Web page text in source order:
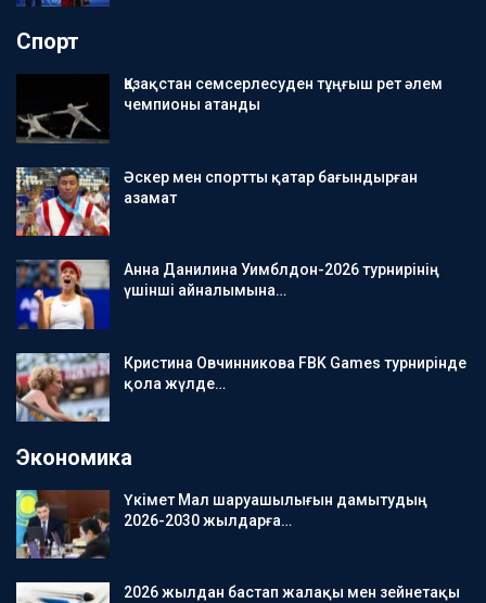
Спорт
Қазақстан семсерлесуден тұңғыш рет әлем
чемпионы атанды
Әскер мен спортты қатар бағындырған
азамат
Анна Данилина Уимблдон-2026 турнирінің
үшінші айналымына…
Кристина Овчинникова FBK Games турнирінде
қола жүлде…
Экономика
Үкімет Мал шаруашылығын дамытудың
2026-2030 жылдарға…
2026 жылдан бастап жалақы мен зейнетақы